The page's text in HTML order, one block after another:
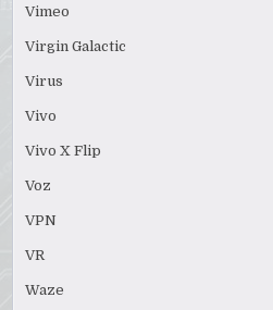
Vimeo
Virgin Galactic
Virus
Vivo
Vivo X Flip
Voz
VPN
VR
Waze